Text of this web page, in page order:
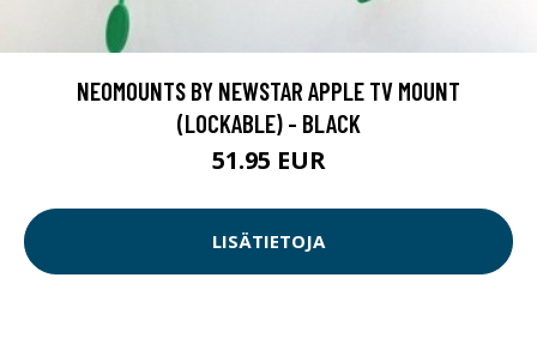
NEOMOUNTS BY NEWSTAR APPLE TV MOUNT
(LOCKABLE) - BLACK
51.95 EUR
LISÄTIETOJA